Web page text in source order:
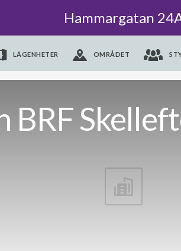
Hammargatan
LÄGENHETER OMRÅDET
BRF